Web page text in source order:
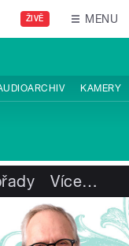
ŽIVĚ MENU
KAMERY
Více…